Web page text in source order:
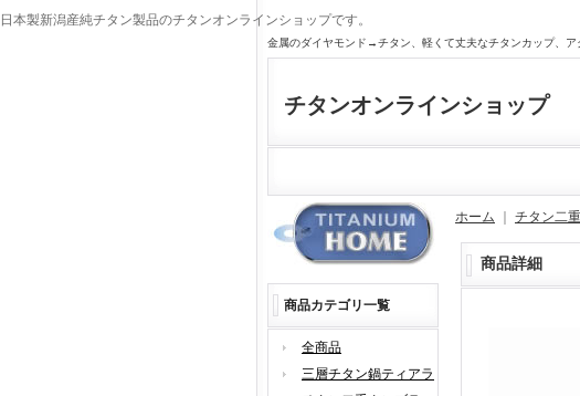
日本製新潟産純チタン製品のチタンオンラインショップです。
金属のダイヤモンド→チタン、軽くて丈夫なチタンカップ、
チタンオンラインショップ
商品カテゴリ一覧
全商品
三層チタン鍋ティアラ
ホーム チタン二
商品詳細